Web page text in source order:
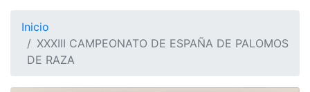
Inicio
XXXIII CAMPEONATO DE ESPAÑA DE PALOMOS
DE RAZA